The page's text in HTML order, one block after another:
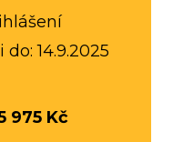
14.9.2025
975 Kč